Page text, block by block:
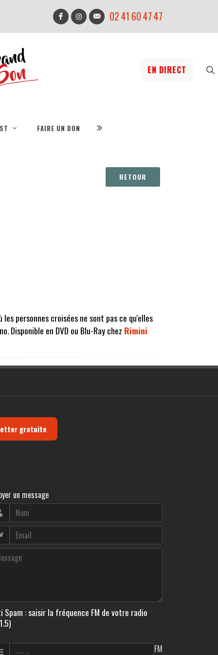
02 41 60 47 47
EN DIRECT
FAIRE UN DON
RETOUR
personnes croisées ne sont pas ce qu'elles
Disponible en DVD ou Blu-Ray chez Rimini
gratuite
un message
Spam : saisir la fréquence FM de votre radio
FM